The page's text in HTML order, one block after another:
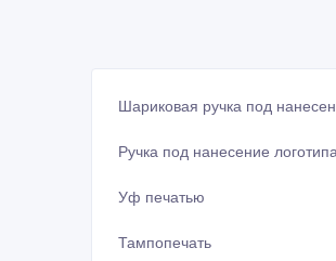
Шариковая ручка под
Ручка под нанесение
Уф печатью
Тампопечать